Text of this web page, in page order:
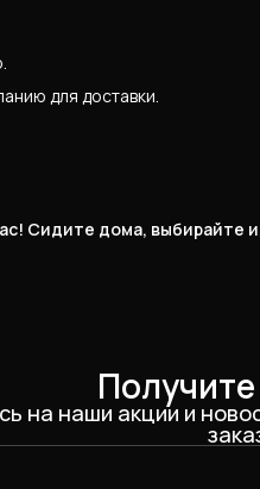
для доставки.
Сидите дома,
на наши акции и